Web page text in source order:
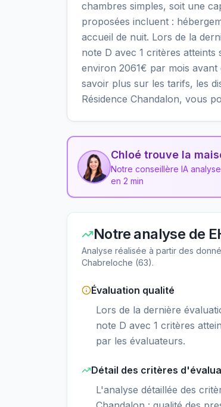
chambres simples, soit une
proposées incluent :
accueil de nuit. Lors de la
note D avec 1 critères
environ 2061€ par mois
savoir plus sur les tarifs, les
Résidence Chandalon, vous
Chloé trouve la
Notre conseillère IA
en 2 min
Notre analyse de
Analyse réalisée à partir des
Chabreloche (63).
Évaluation qualité
Lors de la dernière
note D avec 1 critères
par les évaluateurs.
Détail des critères
L'analyse détaillée des